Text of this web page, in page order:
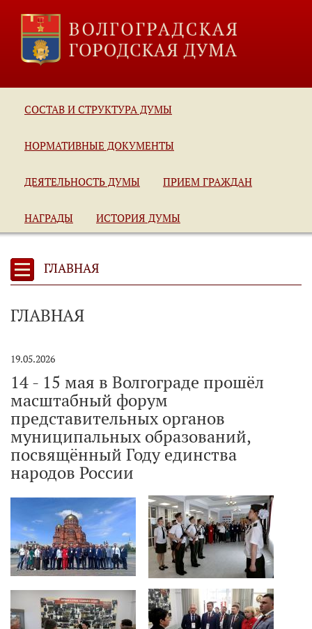
СОСТАВ И СТРУКТУРА ДУМЫ
НОРМАТИВНЫЕ ДОКУМЕНТЫ
ДЕЯТЕЛЬНОСТЬ ДУМЫ ПРИЕМ ГРАЖДАН
НАГРАДЫ ИСТОРИЯ ДУМЫ
ГЛАВНАЯ
ГЛАВНАЯ
19.05.2026
14 - 15 мая в Волгограде прошёл
масштабный форум
представительных органов
муниципальных образований,
посвящённый Году единства
народов России